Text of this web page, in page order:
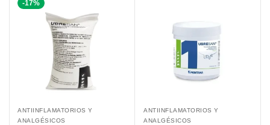
-17%
ANTIINFLAMATORIOS Y
ANALGÉSICOS
ANTIINFLAMATORIOS Y
ANALGÉSICOS